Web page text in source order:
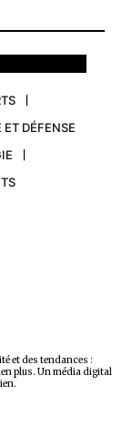
ET DÉFENSE
et des tendances :
plus. Un média digital